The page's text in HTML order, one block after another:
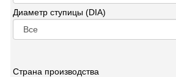
Диаметр ступицы (DIA)
Страна производства